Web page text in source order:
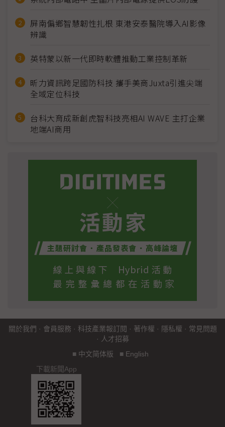
屏南偏鄉智慧韌性扎根 東港安泰醫院導入AI影像
辨識
英特蒙以新一代即時軟體推動工業控制革新
昕力資訊跨足國防科技 攜手美商Juxta引進尖端
全域定位科技
台科大育成新創虎智科技亮相AI WAVE 主打企業
地端AI商用
關於我們 · 會員服務 · 科技產業報訂閱 · 著作權 · 隱私權 · 常見問題
· 人才招募
■ 中文简体版 ■ English
下載新聞App